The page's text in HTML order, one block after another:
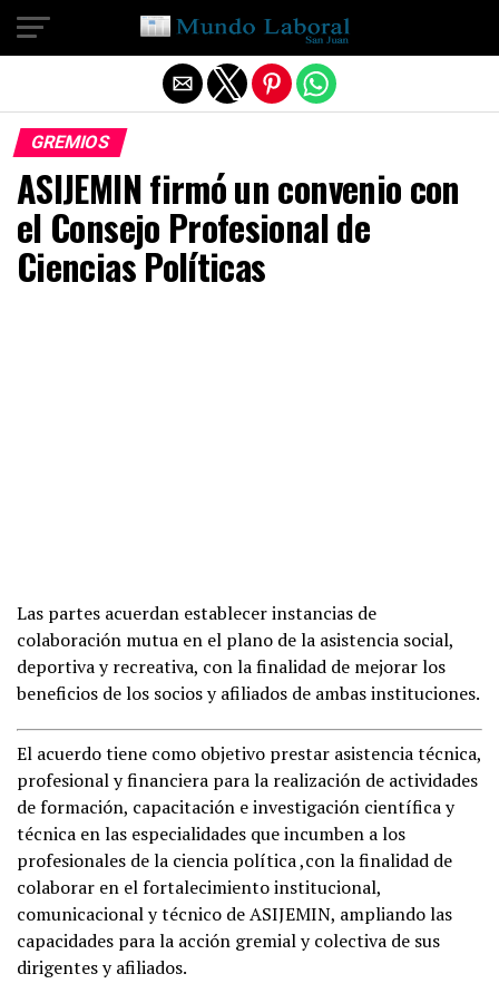
GREMIOS
ASIJEMIN firmó un convenio con
el Consejo Profesional de
Ciencias Políticas
Las partes acuerdan establecer instancias de
colaboración mutua en el plano de la asistencia social,
deportiva y recreativa, con la finalidad de mejorar los
beneficios de los socios y afiliados de ambas instituciones.
El acuerdo tiene como objetivo prestar asistencia técnica,
profesional y financiera para la realización de actividades
de formación, capacitación e investigación científica y
técnica en las especialidades que incumben a los
profesionales de la ciencia política ,con la finalidad de
colaborar en el fortalecimiento institucional,
comunicacional y técnico de ASIJEMIN, ampliando las
capacidades para la acción gremial y colectiva de sus
dirigentes y afiliados.
Salir de la versión móvil